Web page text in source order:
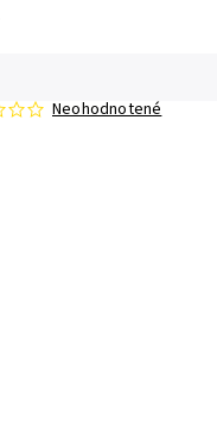
Neohodnotené